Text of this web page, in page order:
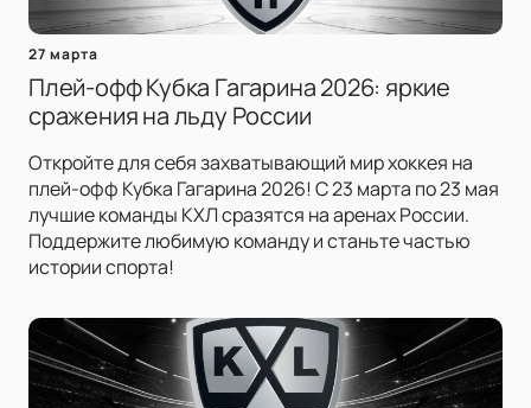
27 марта
Плей-офф Кубка Гагарина 2026: яркие
сражения на льду России
Откройте для себя захватывающий мир хоккея на
плей-офф Кубка Гагарина 2026! С 23 марта по 23 мая
лучшие команды КХЛ сразятся на аренах России.
Поддержите любимую команду и станьте частью
истории спорта!